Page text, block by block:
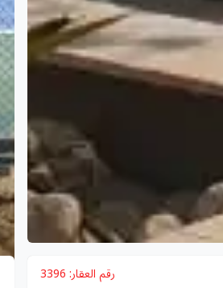
رقم العقار: 3396